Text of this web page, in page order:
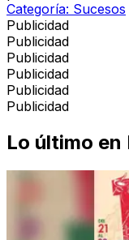
Categoría: Sucesos
Publicidad
Publicidad
Publicidad
Publicidad
Publicidad
Publicidad
Lo último en